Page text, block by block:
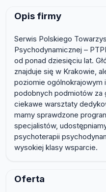
Opis firmy
Serwis Polskiego
Psychodynamicznej –
od ponad dziesięciu lat.
znajduje się w Krakowie,
poziomie ogólnokrajowym
podobnych podmiotów za
ciekawe warsztaty
mamy sprawdzone
specjalistów,
psychoterapii
wysokiej klasy wsparcie.
Oferta